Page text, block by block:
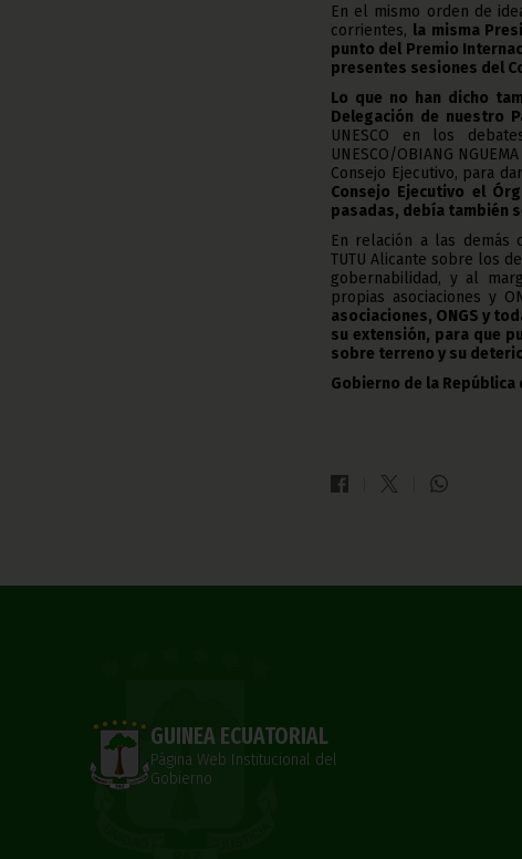
En el mismo orden de
corrientes, la misma
punto del Premio
presentes sesiones del
Lo que no han dicho
Delegación de nuestro
UNESCO en los
UNESCO/OBIANG
Consejo Ejecutivo, para
Consejo Ejecutivo el
pasadas, debía también
En relación a las demás
TUTU Alicante sobre los
gobernabilidad, y al
propias asociaciones y
asociaciones, ONGS y
su extensión, para que
sobre terreno y su
Gobierno de la República
GUINEA ECUATORIAL
Página Web Institucional del
Gobierno